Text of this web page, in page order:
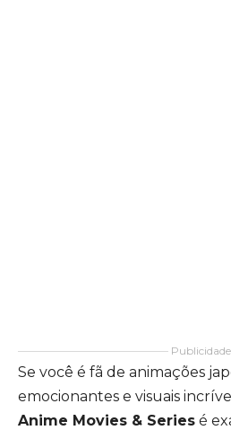
Publicidade
Se você é fã de animações
emocionantes e visuais
Anime Movies & Series é